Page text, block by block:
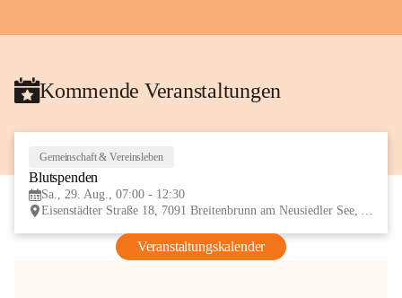
Kommende Veranstaltungen
Gemeinschaft & Vereinsleben
Blutspenden
Sa., 29. Aug., 07:00 - 12:30
Eisenstädter Straße 18, 7091 Breitenbrunn am Neusiedler See, AUT
Veranstaltungskalender